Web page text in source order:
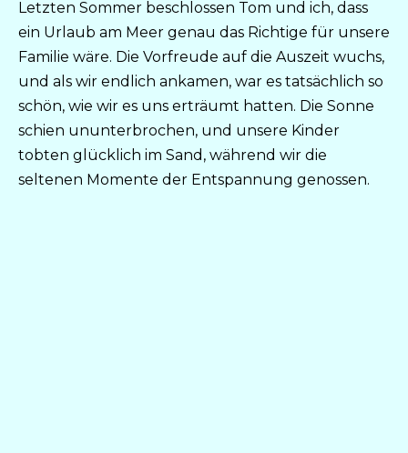
Letzten Sommer beschlossen Tom und ich, dass
ein Urlaub am Meer genau das Richtige für unsere
Familie wäre. Die Vorfreude auf die Auszeit wuchs,
und als wir endlich ankamen, war es tatsächlich so
schön, wie wir es uns erträumt hatten. Die Sonne
schien ununterbrochen, und unsere Kinder
tobten glücklich im Sand, während wir die
seltenen Momente der Entspannung genossen.